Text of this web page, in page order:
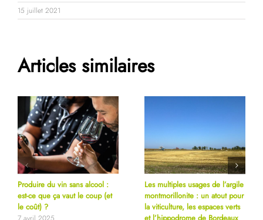
15 juillet 2021
Articles similaires
Produire du vin sans alcool :
est-ce que ça vaut le coup (et
le coût) ?
Les multiples usages de l’argile
montmorillonite : un atout pour
la viticulture, les espaces verts
et l’hippodrome de Bordeaux